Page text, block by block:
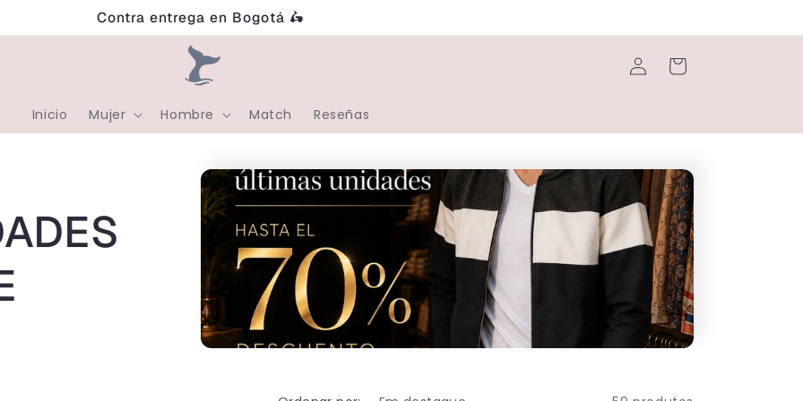
Contra entrega en Bogotá 🛵
Inicio Mujer Hombre Match Reseñas
Fazer
login
Carrinho